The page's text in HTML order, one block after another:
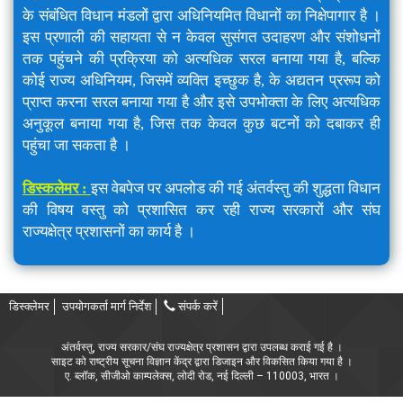
के संबंधित विधान मंडलों द्वारा अधिनियमित विधानों का निक्षेपागार है ।
इस प्रणाली की सहायता से न केवल सुसंगत उदाहरण और संशोधनों
तक पहुंचने की प्रक्रिया को अत्यधिक सरल बनाया गया है, बल्कि
कोई राज्य अधिनियम, जिसमें व्यक्ति इच्छुक है, के अद्यतन प्ररूप को
प्राप्त करना सरल बनाया गया है और इसे उपभोक्ता के लिए अत्यधिक
अनुकूल बनाया गया है, जिस तक केवल कुछ बटनों को दबाकर ही
पहुंचा जा सकता है ।
डिस्कलेमर :इस वेबपेज पर अपलोड की गई अंतर्वस्तु की शुद्धता विधान
की विषय वस्तु को प्रशासित कर रही राज्य सरकारों और संघ
राज्यक्षेत्र प्रशासनों का कार्य है ।
डिस्क्लेमर उपयोगकर्ता मार्ग निर्देश संपर्क करें
अंतर्वस्तु, राज्य सरकार/संघ राज्यक्षेत्र प्रशासन द्वारा उपलब्ध कराई गई है ।
साइट को राष्ट्रीय सूचना विज्ञान केंद्र द्वारा डिजाइन और विकसित किया गया है ।
ए. ब्लॉक, सीजीओ काम्पलेक्स, लोदी रोड, नई दिल्ली – 110003, भारत ।